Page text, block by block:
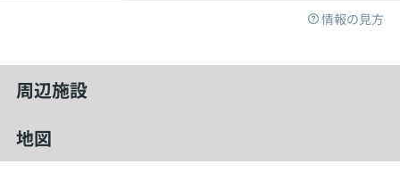
情報の見方
周辺施設
地図